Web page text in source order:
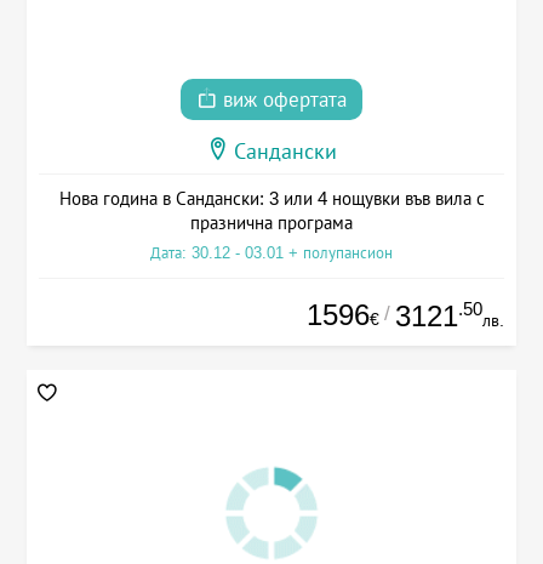
виж офертата
Сандански
Нова година в Сандански: 3 или 4 нощувки във вила с
празнична програма
Дата: 30.12 - 03.01 + полупансион
1596€ / 3121.50
лв.